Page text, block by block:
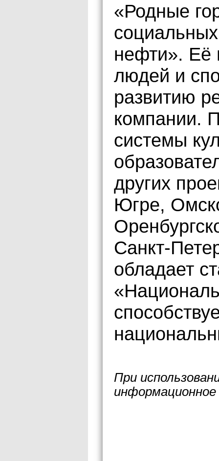
«Родные
нефти». Её
людей и
развитию
компании.
системы
других
Югре,
Санкт-
обладает
При